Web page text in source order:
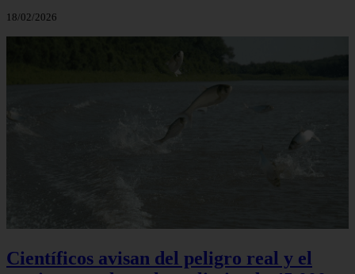
18/02/2026
Científicos avisan del peligro real y el